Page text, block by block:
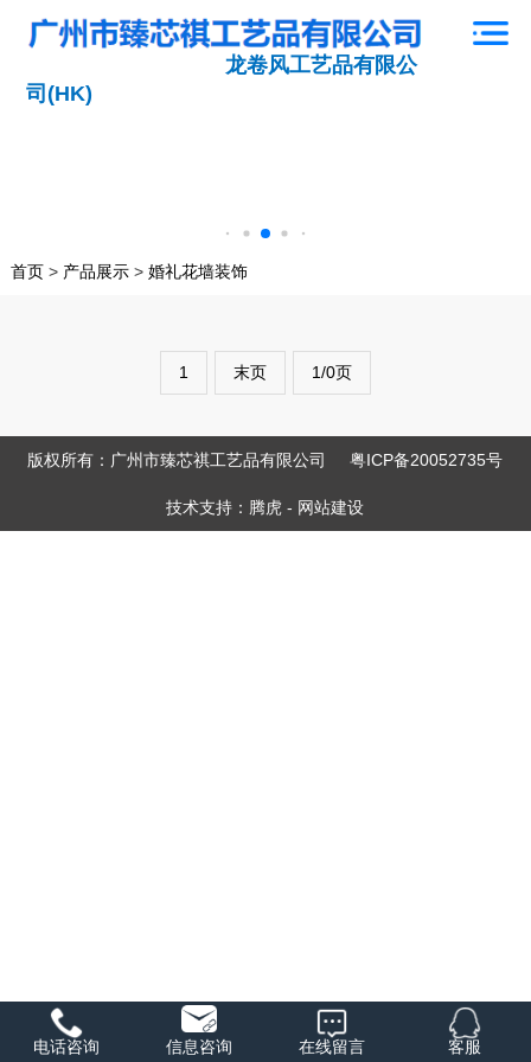
首页> 产品展示> 婚礼花墙装饰
1 末页 1/0页
版权所有：广州市臻芯祺工艺品有限公司粤ICP备20052735号
技术支持： 腾虎 - 网站建设
龙卷风工艺品有限公
司(HK)
电话咨询 信息咨询 在线留言 客服